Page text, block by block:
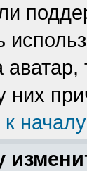
них
началу